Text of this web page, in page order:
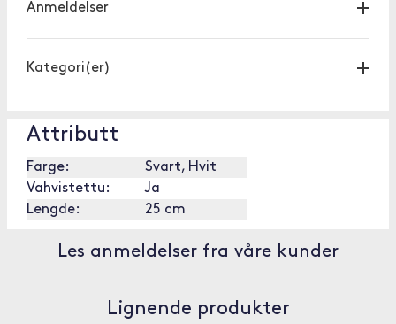
Anmeldelser
Kategori(er)
Attributt
Farge:
Svart, Hvit
Vahvistettu:
Ja
Lengde:
25 cm
Les anmeldelser fra våre kunder
Lignende produkter